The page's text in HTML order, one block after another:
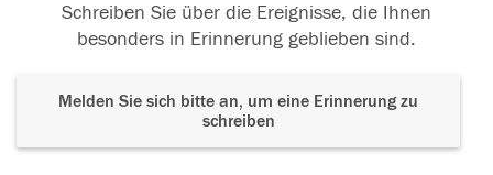
Schreiben Sie über die Ereignisse, die Ihnen
besonders in Erinnerung geblieben sind.
Melden Sie sich bitte an, um eine Erinnerung zu
schreiben